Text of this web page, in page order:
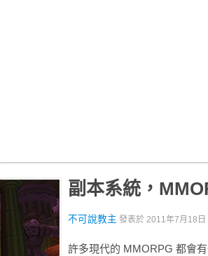
副本系統，
不可說教主 發表於 2011年7月18日
許多現代的 MMORPG 都會